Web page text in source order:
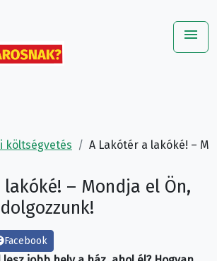
menu
költségvetés A Lakótér a lakóké! –
– Mondja el Ön,
Facebook